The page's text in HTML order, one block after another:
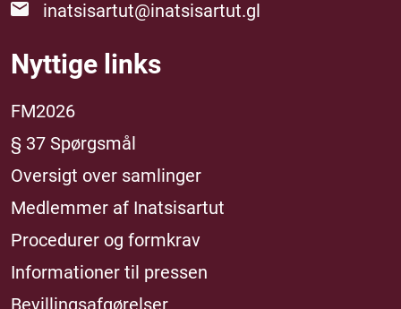
inatsisartut@inatsisartut.gl
Nyttige links
FM2026
§ 37 Spørgsmål
Oversigt over samlinger
Medlemmer af Inatsisartut
Procedurer og formkrav
Informationer til pressen
Bevillingsafgørelser